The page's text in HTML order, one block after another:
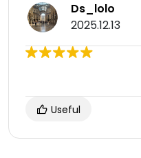
Ds_lolo
2025.12.13
Useful